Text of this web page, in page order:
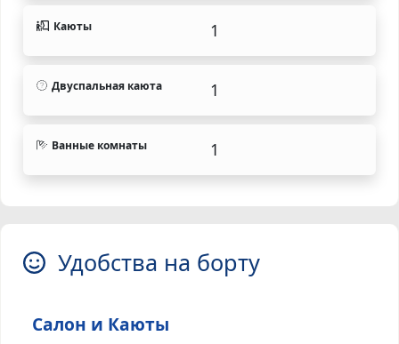
Каюты 1
Двуспальная каюта 1
Ванные комнаты 1
Удобства на борту
Салон и Каюты